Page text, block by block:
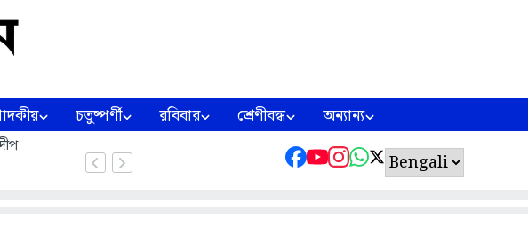
চতুষ্পর্ণী রবিবার শ্রেণীবদ্ধ অন্যান্য